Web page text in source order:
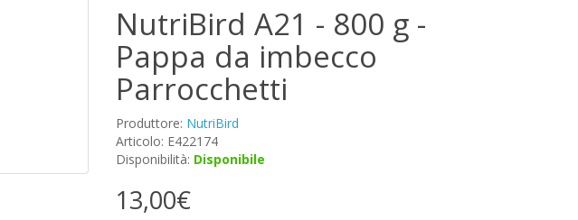
NutriBird A21 - 800 g -
Pappa da imbecco
Parrocchetti
Produttore: NutriBird
Articolo: E422174
Disponibilità: Disponibile
13,00€